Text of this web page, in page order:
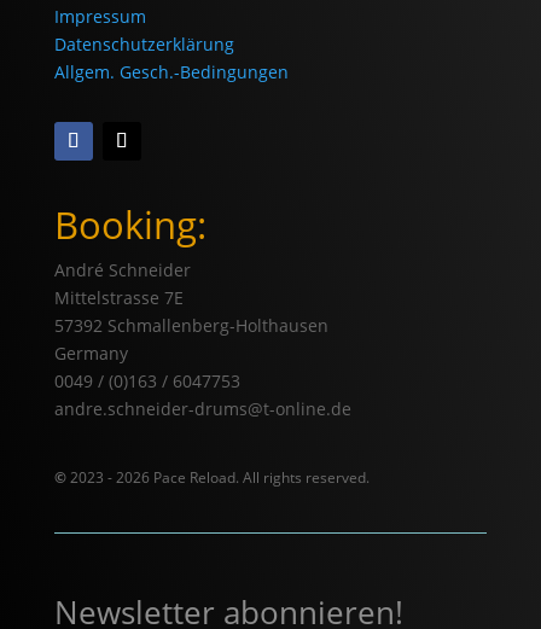
Impressum
Datenschutzerklärung
Allgem. Gesch.-Bedingungen
Booking:
André Schneider
Mittelstrasse 7E
57392 Schmallenberg-Holthausen
Germany
0049 / (0)163 / 6047753
andre.schneider-drums@t-online.de
©2023 - 2026 Pace Reload. All rights reserved.
Newsletter abonnieren!